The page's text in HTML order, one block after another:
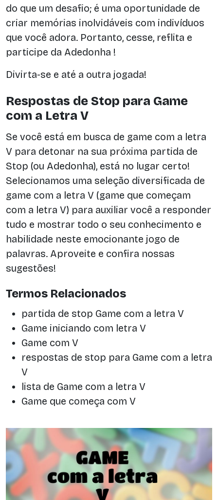
do que um desafio; é uma oportunidade de
criar memórias inolvidáveis com indivíduos
que você adora. Portanto, cesse, reflita e
participe da Adedonha !
Divirta-se e até a outra jogada!
Respostas de Stop para Game
com a Letra V
Se você está em busca de game com a letra
V para detonar na sua próxima partida de
Stop (ou Adedonha), está no lugar certo!
Selecionamos uma seleção diversificada de
game com a letra V (game que começam
com a letra V) para auxiliar você a responder
tudo e mostrar todo o seu conhecimento e
habilidade neste emocionante jogo de
palavras. Aproveite e confira nossas
sugestões!
Termos Relacionados
partida de stop Game com a letra V
Game iniciando com letra V
Game com V
respostas de stop para Game com a letra
V
lista de Game com a letra V
Game que começa com V